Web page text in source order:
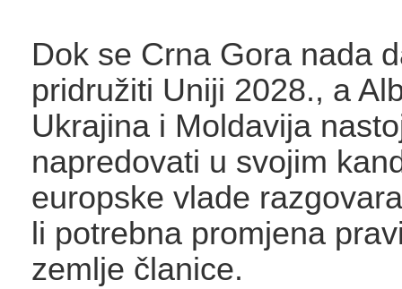
Dok se Crna Gora nada
pridružiti Uniji 2028., a
Ukrajina i Moldavija
napredovati u svojim
europske vlade
li potrebna promjena
zemlje članice.